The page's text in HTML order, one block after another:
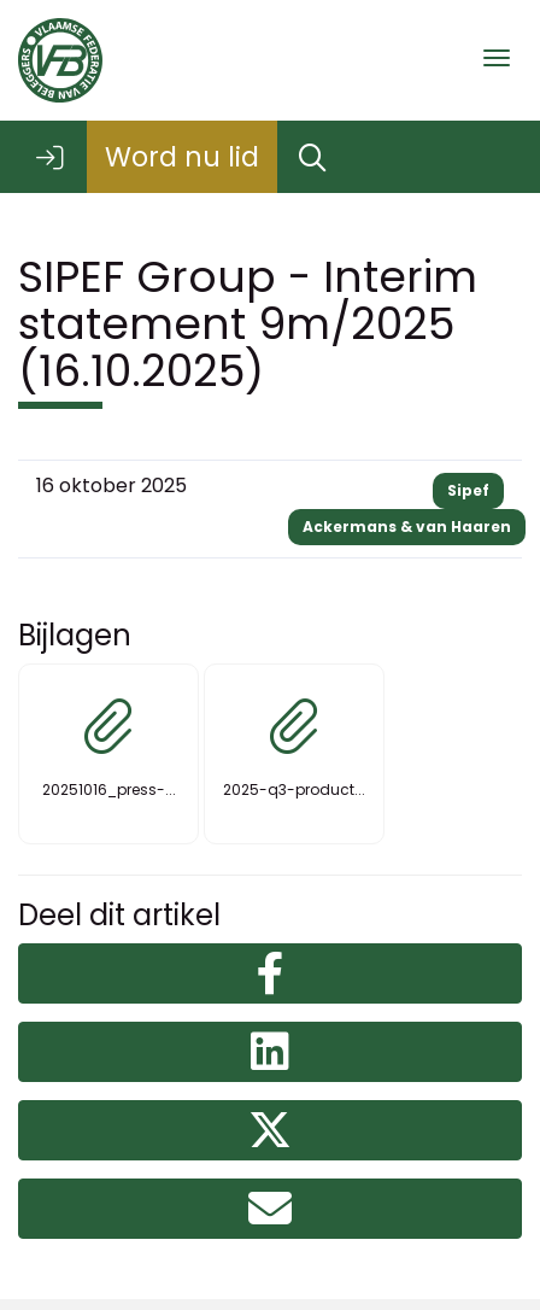
Word nu lid
SIPEF Group - Interim
statement 9m/2025
(16.10.2025)
16 oktober 2025
Sipef
Ackermans & van Haaren
Bijlagen
20251016_press-... 2025-q3-product...
Deel dit artikel